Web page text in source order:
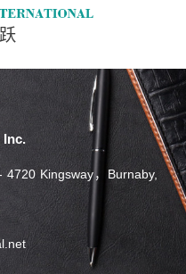
Inc.
Kingsway，Burnaby,